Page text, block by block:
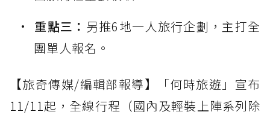
重點三： 另推6地一人旅行企劃，主打全
團單人報名。
【旅奇傳媒/編輯部報導】「何時旅遊」宣布
11/11起，全線行程（國內及輕裝上陣系列除